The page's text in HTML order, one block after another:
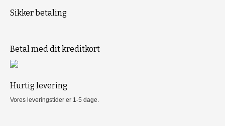
Sikker betaling
Betal med dit kreditkort
Hurtig levering
Vores leveringstider er 1-5 dage.